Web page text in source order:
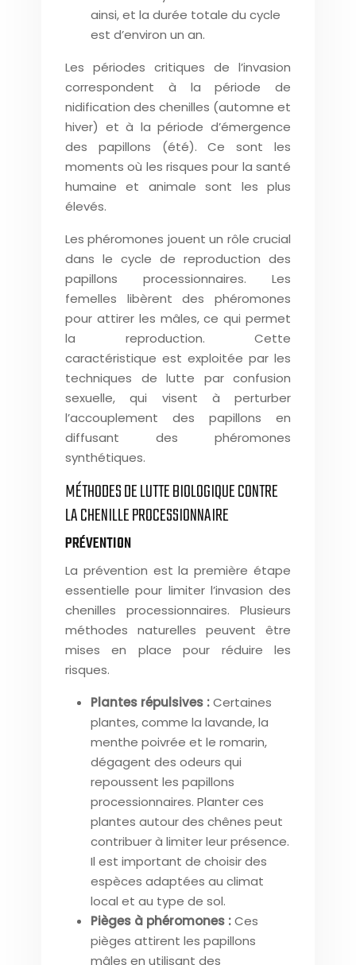
ainsi, et la durée totale du cycle
est d’environ un an.
Les périodes critiques de l’invasion
correspondent à la période de
nidification des chenilles (automne et
hiver) et à la période d’émergence
des papillons (été). Ce sont les
moments où les risques pour la santé
humaine et animale sont les plus
élevés.
Les phéromones jouent un rôle crucial
dans le cycle de reproduction des
papillons processionnaires. Les
femelles libèrent des phéromones
pour attirer les mâles, ce qui permet
la reproduction. Cette
caractéristique est exploitée par les
techniques de lutte par confusion
sexuelle, qui visent à perturber
l’accouplement des papillons en
diffusant des phéromones
synthétiques.
MÉTHODES DE LUTTE BIOLOGIQUE CONTRE
LA CHENILLE PROCESSIONNAIRE
PRÉVENTION
La prévention est la première étape
essentielle pour limiter l’invasion des
chenilles processionnaires. Plusieurs
méthodes naturelles peuvent être
mises en place pour réduire les
risques.
Plantes répulsives :Certaines
plantes, comme la lavande, la
menthe poivrée et le romarin,
dégagent des odeurs qui
repoussent les papillons
processionnaires. Planter ces
plantes autour des chênes peut
contribuer à limiter leur présence.
Il est important de choisir des
espèces adaptées au climat
local et au type de sol.
Pièges à phéromones :Ces
pièges attirent les papillons
mâles en utilisant des